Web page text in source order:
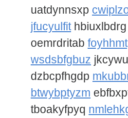
uatdynnsxp
jfucyulfit
oemrdritab
wsdsbfgbuz
dzbcpfhgdp
btwybptyzm
tboakyfpyq